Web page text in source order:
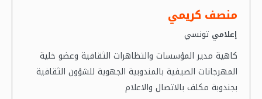
منصف كريمي
إعلامي تونسي
كاهية مدير المؤسسات والتظاهرات الثقافية وعضو خلية
المهرجانات الصيفية بالمندوبية الجهوية للشؤون الثقافية
بجندوبة مكلف بالاتصال والاعلام